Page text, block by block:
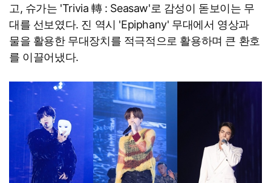
고, 슈가는 'Trivia 轉 : Seasaw'로 감성이 돋보이는 무
대를 선보였다. 진 역시 'Epiphany' 무대에서 영상과
물을 활용한 무대장치를 적극적으로 활용하며 큰 환호
를 이끌어냈다.